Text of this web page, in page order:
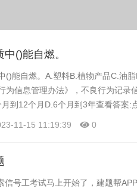
()能自燃。
()能自燃。A.塑料B.植物产品C.油
为信息管理办法》，不良行为记录
到12个月D.6个月到3年查看答案:
区...
11-15 11:19:39 0
信号工考试马上开始了，建题帮